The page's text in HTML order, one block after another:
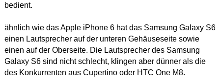
bedient.
ähnlich wie das Apple iPhone 6 hat das Samsung Galaxy S6
einen Lautsprecher auf der unteren Gehäuseseite sowie
einen auf der Oberseite. Die Lautsprecher des Samsung
Galaxy S6 sind nicht schlecht, klingen aber dünner als die
des Konkurrenten aus Cupertino oder HTC One M8.